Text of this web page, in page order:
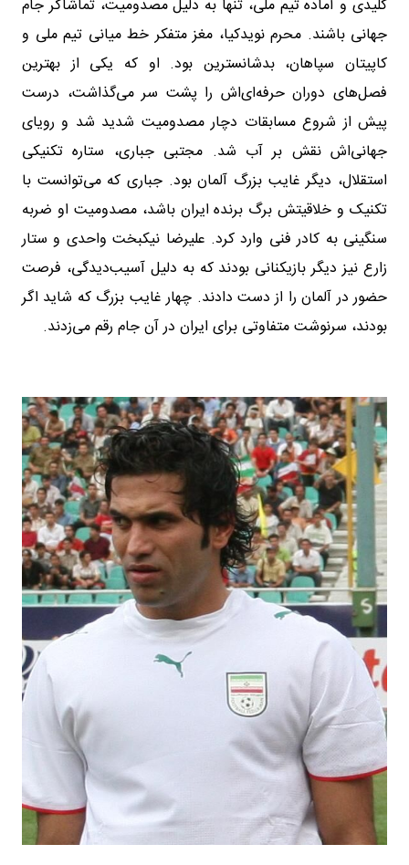
کلیدی و آماده تیم ملی، تنها به دلیل مصدومیت، تماشاگر جام
جهانی باشند. محرم نویدکیا، مغز متفکر خط میانی تیم ملی و
کاپیتان سپاهان، بدشانسترین بود. او که یکی از بهترین
فصل‌های دوران حرفه‌ای‌اش را پشت سر می‌گذاشت، درست
پیش از شروع مسابقات دچار مصدومیت شدید شد و رویای
جهانی‌اش نقش بر آب شد. مجتبی جباری، ستاره تکنیکی
استقلال، دیگر غایب بزرگ آلمان بود. جباری که می‌توانست با
تکنیک و خلاقیتش برگ برنده ایران باشد، مصدومیت او ضربه
سنگینی به کادر فنی وارد کرد. علیرضا نیکبخت واحدی و ستار
زارع نیز دیگر بازیکنانی بودند که به دلیل آسیب‌دیدگی، فرصت
حضور در آلمان را از دست دادند. چهار غایب بزرگ که شاید اگر
بودند، سرنوشت متفاوتی برای ایران در آن جام رقم می‌زدند.